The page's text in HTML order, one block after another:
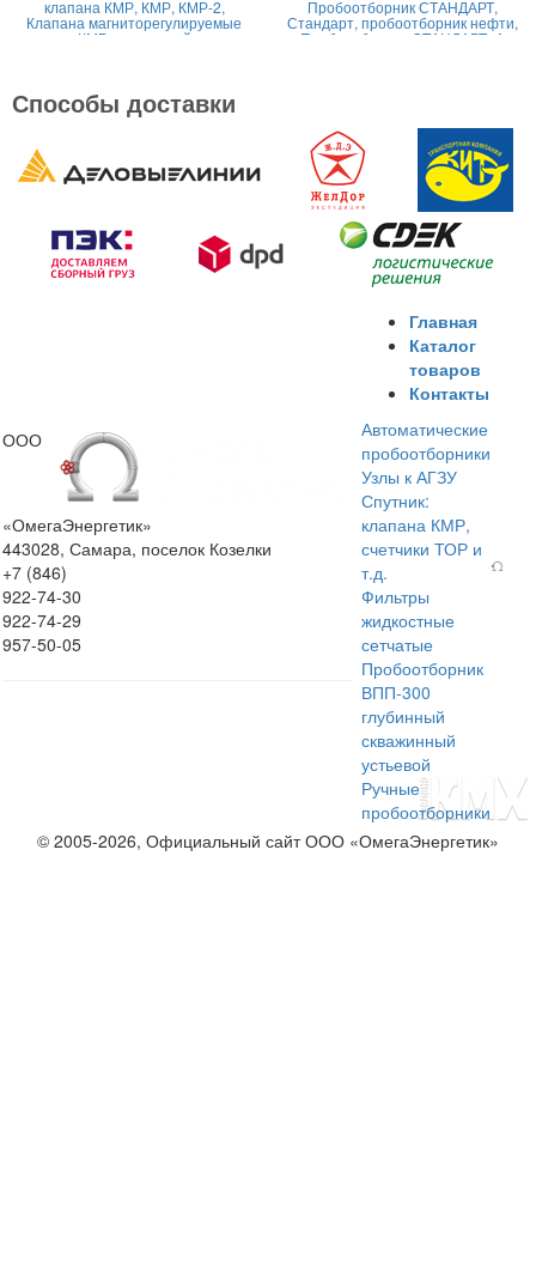
клапана КМР, КМР, КМР-2,
Клапана магниторегулируемые
КМР жидкостной
Пробоотборник СТАНДАРТ,
Стандарт, пробоотборник нефти,
Пробоотборник СТАНДАРТ -А
Способы доставки
ООО
«ОмегаЭнергетик»
443028, Самара, поселок Козелки
+7 (846)
922-74-30
922-74-29
957-50-05
Главная
Каталог
товаров
Контакты
Автоматические
пробоотборники
Узлы к АГЗУ
Спутник:
клапана КМР,
счетчики ТОР и
т.д.
Фильтры
жидкостные
сетчатые
Пробоотборник
ВПП-300
глубинный
скважинный
устьевой
Ручные
пробоотборники
© 2005-2026, Официальный сайт ООО «ОмегаЭнергетик»